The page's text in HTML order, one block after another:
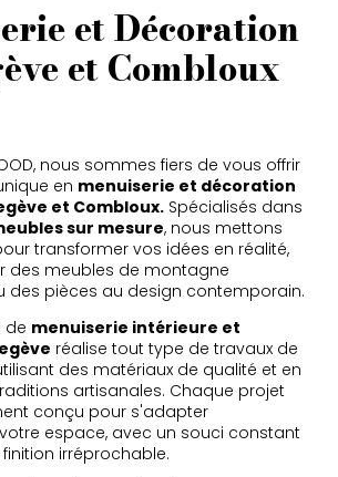
et Décoration
et Combloux
nous sommes fiers de vous offrir
en menuiserie et décoration
et Combloux. Spécialisés dans
sur mesure, nous mettons
transformer vos idées en réalité,
des meubles de montagne
des pièces au design contemporain.
de menuiserie intérieure et
réalise tout type de travaux de
des matériaux de qualité et en
artisanales. Chaque projet
conçu pour s'adapter
espace, avec un souci constant
irréprochable.